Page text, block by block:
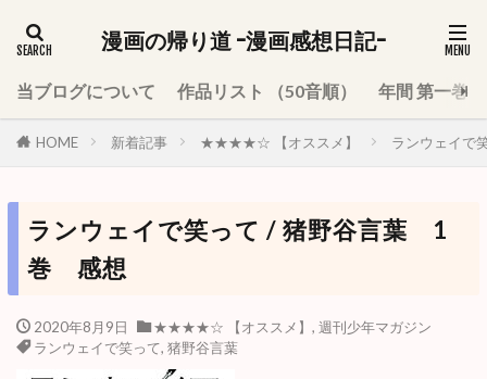
漫画の帰り道 -漫画感想日記-
当ブログについて 作品リスト （50音順） 年間 第一巻
HOME 新着記事 ★★★★☆ 【オススメ】 ランウェイ
ランウェイで笑って / 猪野谷言葉 1
巻 感想
2020年8月9日 ★★★★☆ 【オススメ】 , 週刊少年マガジン
ランウェイで笑って, 猪野谷言葉